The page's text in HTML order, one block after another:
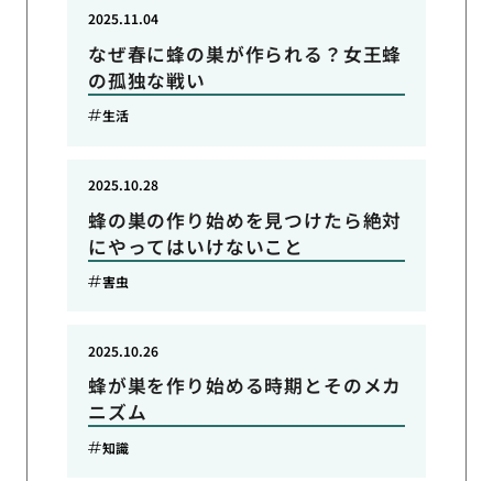
なぜ春に蜂の巣が作られる？女王蜂
の孤独な戦い
2025.11.04
生活
蜂の巣の作り始めを見つけたら絶対
にやってはいけないこと
2025.10.28
害虫
蜂が巣を作り始める時期とそのメカ
ニズム
2025.10.26
知識